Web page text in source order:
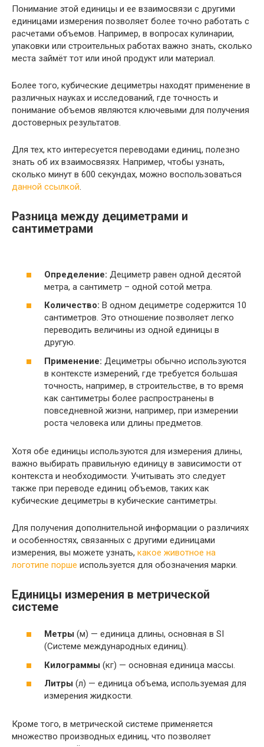
Понимание этой единицы и ее взаимосвязи с другими
единицами измерения позволяет более точно работать с
расчетами объемов. Например, в вопросах кулинарии,
упаковки или строительных работах важно знать, сколько
места займёт тот или иной продукт или материал.
Более того, кубические дециметры находят применение в
различных науках и исследований, где точность и
понимание объемов являются ключевыми для получения
достоверных результатов.
Для тех, кто интересуется переводами единиц, полезно
знать об их взаимосвязях. Например, чтобы узнать,
сколько минут в 600 секундах, можно воспользоваться
данной ссылкой.
Разница между дециметрами и
сантиметрами
Определение: Дециметр равен одной десятой
метра, а сантиметр – одной сотой метра.
Количество: В одном дециметре содержится 10
сантиметров. Это отношение позволяет легко
переводить величины из одной единицы в
другую.
Применение: Дециметры обычно используются
в контексте измерений, где требуется большая
точность, например, в строительстве, в то время
как сантиметры более распространены в
повседневной жизни, например, при измерении
роста человека или длины предметов.
Хотя обе единицы используются для измерения длины,
важно выбирать правильную единицу в зависимости от
контекста и необходимости. Учитывать это следует
также при переводе единиц объемов, таких как
кубические дециметры в кубические сантиметры.
Для получения дополнительной информации о различиях
и особенностях, связанных с другими единицами
измерения, вы можете узнать, какое животное на
логотипе порше используется для обозначения марки.
Единицы измерения в метрической
системе
Метры (м) — единица длины, основная в SI
(Системе международных единиц).
Килограммы (кг) — основная единица массы.
Литры (л) — единица объема, используемая для
измерения жидкости.
Кроме того, в метрической системе применяется
множество производных единиц, что позволяет